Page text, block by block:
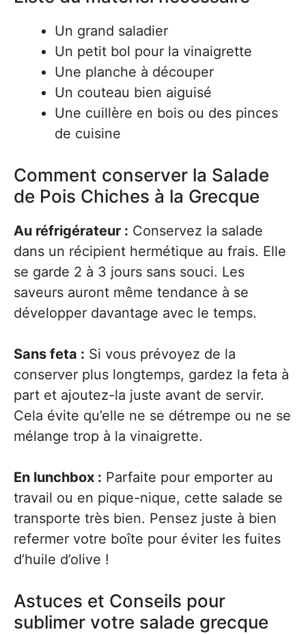
Un grand saladier
Un petit bol pour la vinaigrette
Une planche à découper
Un couteau bien aiguisé
Une cuillère en bois ou des pinces
de cuisine
Comment conserver la Salade
de Pois Chiches à la Grecque
Au réfrigérateur : Conservez la salade
dans un récipient hermétique au frais. Elle
se garde 2 à 3 jours sans souci. Les
saveurs auront même tendance à se
développer davantage avec le temps.
Sans feta : Si vous prévoyez de la
conserver plus longtemps, gardez la feta à
part et ajoutez-la juste avant de servir.
Cela évite qu’elle ne se détrempe ou ne se
mélange trop à la vinaigrette.
En lunchbox : Parfaite pour emporter au
travail ou en pique-nique, cette salade se
transporte très bien. Pensez juste à bien
refermer votre boîte pour éviter les fuites
d’huile d’olive !
Astuces et Conseils pour
sublimer votre salade grecque